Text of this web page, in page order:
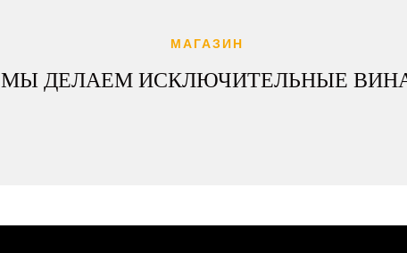
МАГАЗИН
МЫ ДЕЛАЕМ ИСКЛЮЧИТЕЛЬНЫЕ